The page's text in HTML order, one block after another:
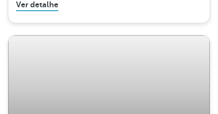
Ver detalhe